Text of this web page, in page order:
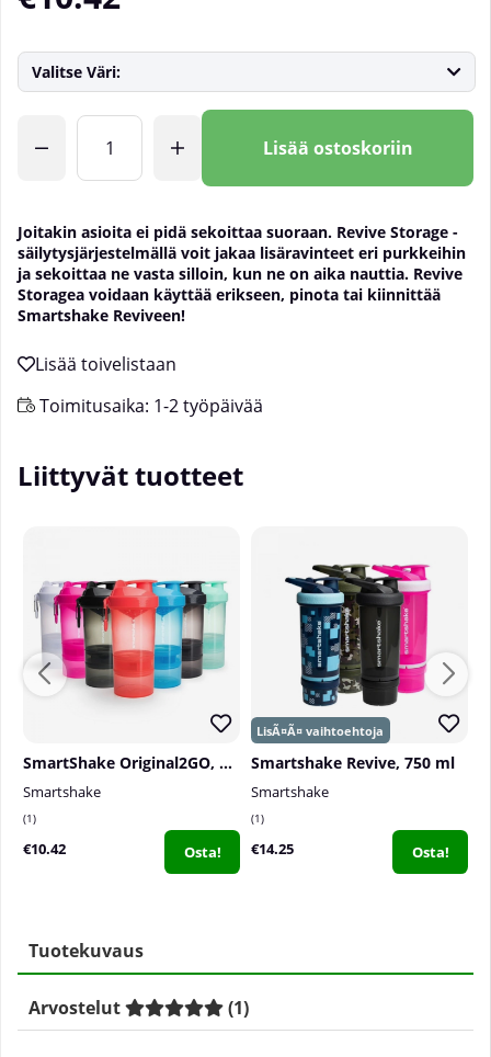
Valitse Väri:
Lisää ostoskoriin
Joitakin asioita ei pidä sekoittaa suoraan. Revive Storage -
säilytysjärjestelmällä voit jakaa lisäravinteet eri purkkeihin
ja sekoittaa ne vasta silloin, kun ne on aika nauttia. Revive
Storagea voidaan käyttää erikseen, pinota tai kiinnittää
Smartshake Reviveen!
Toimitusaika: 1-2 työpäivää
Liittyvät tuotteet
SmartShake Original2GO, 600 ml
Smartshake
1
€10.42 Osta!
Smartshake Revive, 750 ml
Smartshake
1
€14.25 Osta!
Tuotekuvaus
Arvostelut (1)